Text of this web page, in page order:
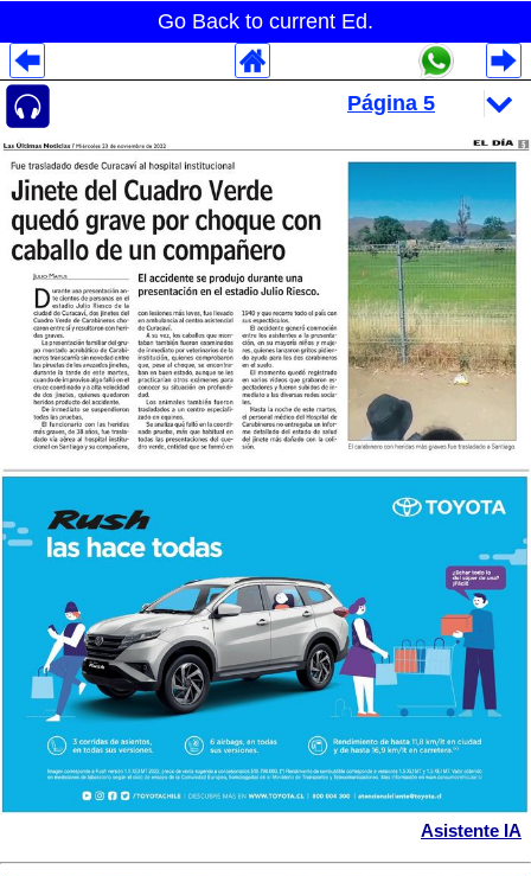
Go Back to current Ed.
Asistente IA
Despliegues Analytics
Despliegues Totales
Despliegues por Rubros